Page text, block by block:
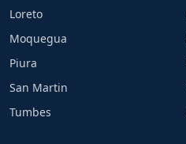
Loreto
Moquegua
Piura
San Martin
Tumbes